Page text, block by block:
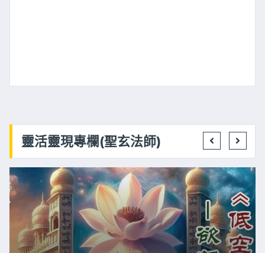
靈活靈現專欄(聖玄法師)